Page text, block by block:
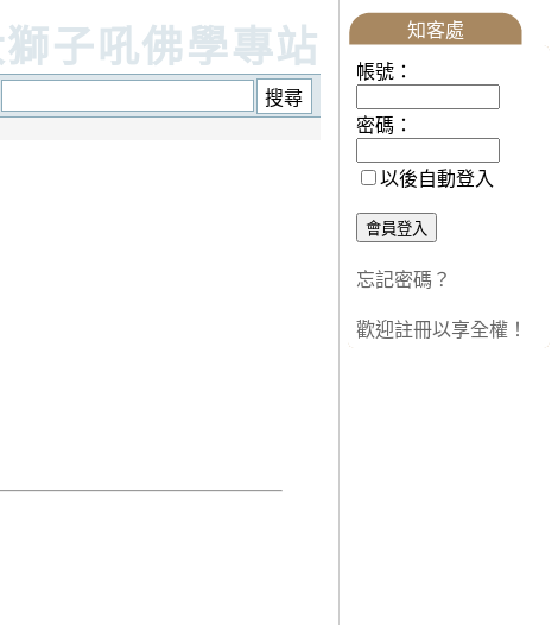
獅子吼佛學專站 知客處
帳號：
密碼：
以後自動登入
忘記密碼？
歡迎註冊以享全權！